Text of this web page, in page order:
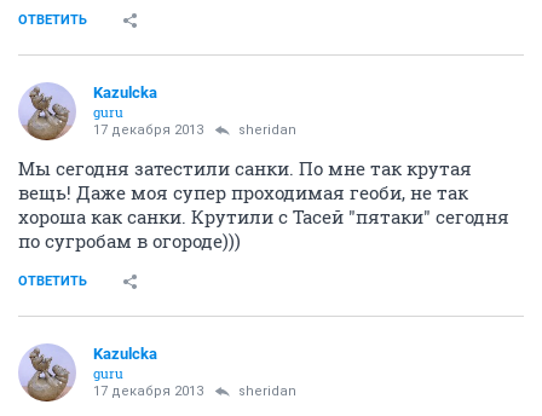
ОТВЕТИТЬ
Kazulcka
guru
17 декабря 2013 sheridan
Мы сегодня затестили санки. По мне так крутая
вещь! Даже моя супер проходимая геоби, не так
хороша как санки. Крутили с Тасей "пятаки" сегодня
по сугробам в огороде)))
ОТВЕТИТЬ
Kazulcka
guru
17 декабря 2013 sheridan